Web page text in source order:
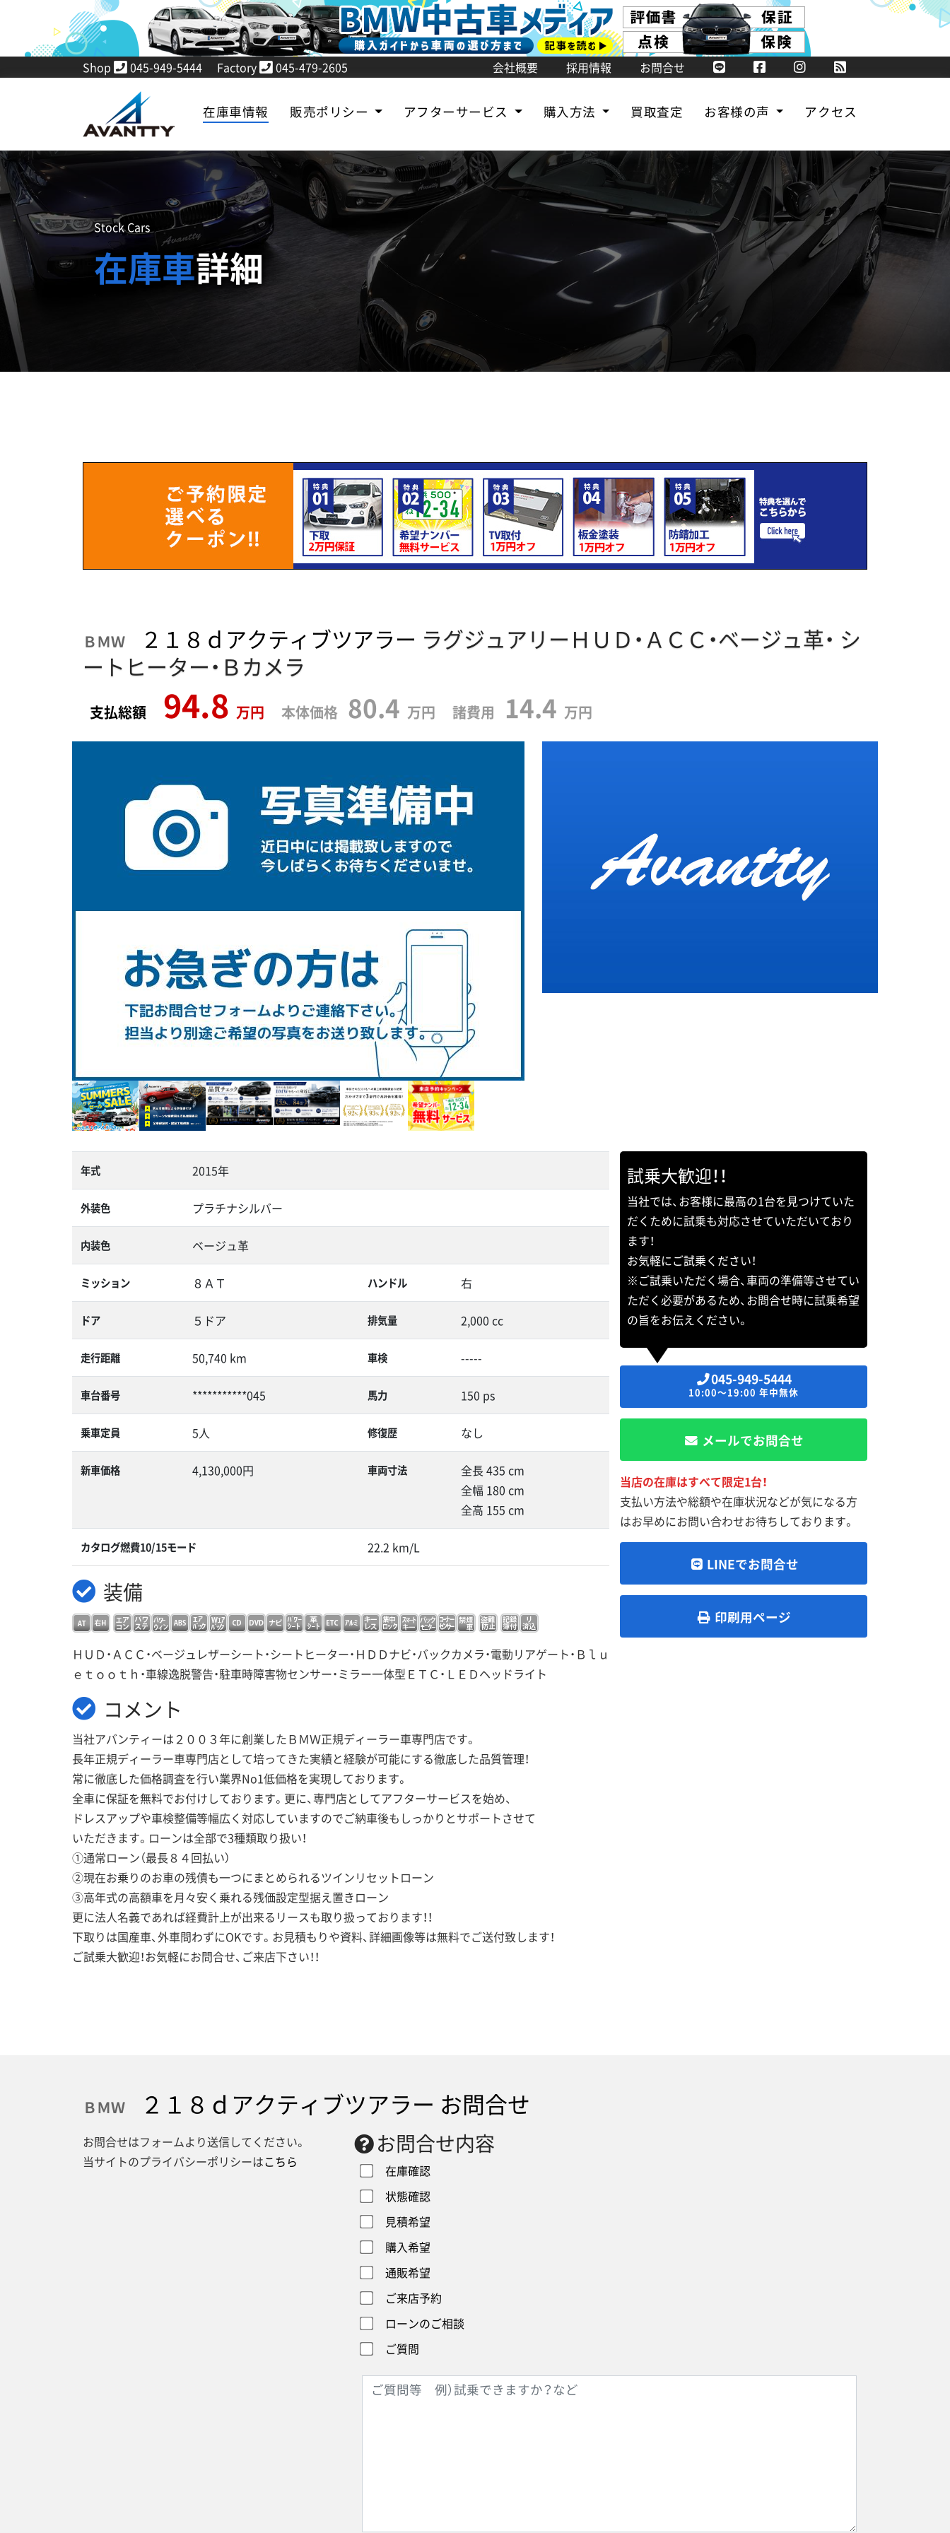
Shop 045-949-5444 Factory 045-479-2605 会社概要 採用情報 お問合せ
在庫車情報 販売ポリシー アフターサービス 購入方法 買取査定 お客様の声 アクセス
Stock Cars
在庫車詳細
ＢＭＷ ２１８ｄアクティブツアラー ラグジュアリーＨＵＤ・ＡＣＣ・ベージュ革・ シ
ートヒーター・Ｂカメラ
支払総額 94.8 万円 本体価格 80.4 万円 諸費用 14.4 万円
年式 2015年
外装色 プラチナシルバー
内装色 ベージュ革
ミッション ８ＡＴ ハンドル 右
ドア ５ドア 排気量 2,000 cc
走行距離 50,740 km 車検 -----
車台番号 ***********045 馬力 150 ps
乗車定員 5人 修復歴 なし
新車価格 4,130,000円 車両寸法
全長 435 cm
全幅 180 cm
全高 155 cm
カタログ燃費10/15モード 22.2 km/L
装備
ＨＵＤ・ＡＣＣ・ベージュレザーシート・シートヒーター・ＨＤＤナビ・バックカメラ・電動リアゲート・Ｂｌｕ
ｅｔｏｏｔｈ・車線逸脱警告・駐車時障害物センサー・ミラー一体型ＥＴＣ・ＬＥＤヘッドライト
コメント
当社アバンティーは２００３年に創業したＢＭＷ正規ディーラー車専門店です。
長年正規ディーラー車専門店として培ってきた実績と経験が可能にする徹底した品質管理！
常に徹底した価格調査を行い業界No1低価格を実現しております。
全車に保証を無料でお付けしております。更に、専門店としてアフターサービスを始め、
ドレスアップや車検整備等幅広く対応していますのでご納車後もしっかりとサポートさせて
いただきます。ローンは全部で3種類取り扱い！
①通常ローン（最長８４回払い）
②現在お乗りのお車の残債も一つにまとめられるツインリセットローン
③高年式の高額車を月々安く乗れる残価設定型据え置きローン
更に法人名義であれば経費計上が出来るリースも取り扱っております！！
下取りは国産車、外車問わずにOKです。お見積もりや資料、詳細画像等は無料でご送付致します！
ご試乗大歓迎！お気軽にお問合せ、ご来店下さい！！
試乗大歓迎！！
当社では、お客様に最高の1台を見つけていた
だくために試乗も対応させていただいており
ます！
お気軽にご試乗ください！
※ご試乗いただく場合、車両の準備等させてい
ただく必要があるため、お問合せ時に試乗希望
の旨をお伝えください。
045-949-5444
10:00～19:00 年中無休
メールでお問合せ
当店の在庫はすべて限定1台！
支払い方法や総額や在庫状況などが気になる方
はお早めにお問い合わせお待ちしております。
LINEでお問合せ
印刷用ページ
ＢＭＷ ２１８ｄアクティブツアラー お問合せ
お問合せはフォームより送信してください。
当サイトのプライバシーポリシーはこちら
お問合せ内容
在庫確認
状態確認
見積希望
購入希望
通販希望
ご来店予約
ローンのご相談
ご質問